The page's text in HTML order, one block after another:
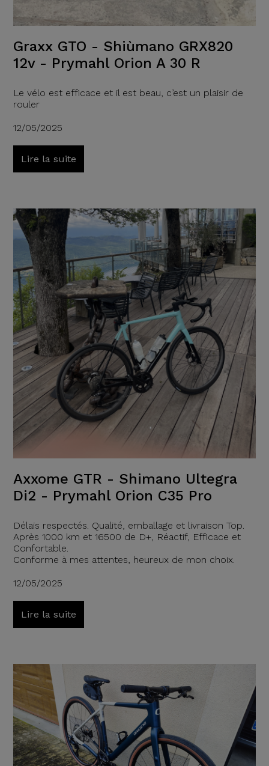
Graxx GTO - Shiùmano GRX820
12v - Prymahl Orion A 30 R
Le vélo est efficace et il est beau, c’est un plaisir de
rouler
12/05/2025
Lire la suite
Axxome GTR - Shimano Ultegra
Di2 - Prymahl Orion C35 Pro
Délais respectés. Qualité, emballage et livraison Top.
Après 1000 km et 16500 de D+, Réactif, Efficace et
Confortable.
Conforme à mes attentes, heureux de mon choix.
12/05/2025
Lire la suite